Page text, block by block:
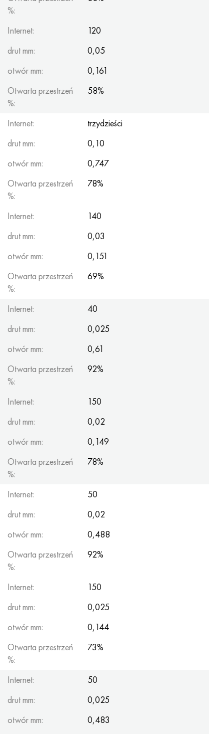
%:
Internet:
120
drut mm:
0,05
otwór mm:
0,161
Otwarta przestrzeń
%:
58%
Internet:
trzydzieści
drut mm:
0,10
otwór mm:
0,747
Otwarta przestrzeń
%:
78%
Internet:
140
drut mm:
0,03
otwór mm:
0,151
Otwarta przestrzeń
%:
69%
Internet:
40
drut mm:
0,025
otwór mm:
0,61
Otwarta przestrzeń
%:
92%
Internet:
150
drut mm:
0,02
otwór mm:
0,149
Otwarta przestrzeń
%:
78%
Internet:
50
drut mm:
0,02
otwór mm:
0,488
Otwarta przestrzeń
%:
92%
Internet:
150
drut mm:
0,025
otwór mm:
0,144
Otwarta przestrzeń
%:
73%
Internet:
50
drut mm:
0,025
otwór mm:
0,483